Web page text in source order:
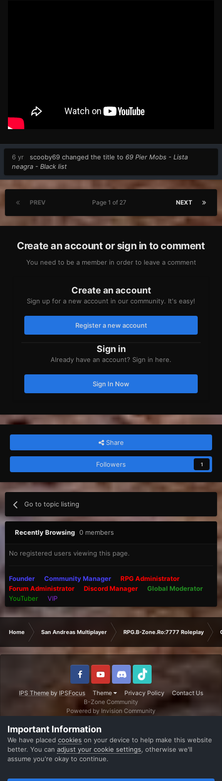
6 yr scooby69 changed the title to 69 Pier Mobs - Lista
neagra - Black list
PREV NEXT
Page 1 of 27
Create an account or sign in to comment
You need to be a member in order to leave a comment
Create an account
Sign up for a new account in our community. It's easy!
Register a new account
Sign in
Already have an account? Sign in here.
Sign In Now
Share
Followers 1
Go to topic listing
Recently Browsing 0 members
No registered users viewing this page.
Founder Community Manager
RPG Administrator
Forum Administrator
Discord Manager
Global Moderator
YouTuber
VIP
Home San Andreas Multiplayer RPG.B-Zone.Ro:7777 Roleplay
IPS Theme by IPSFocus Theme Privacy Policy
Contact Us
B-Zone Community
Powered by Invision Community
Important Information
We have placed cookies on your device to help make this website
better. You can adjust your cookie settings, otherwise we'll
assume you're okay to continue.